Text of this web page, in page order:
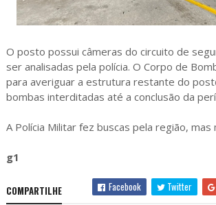
O posto possui câmeras do circuito de
ser analisadas pela polícia. O Corpo de
para averiguar a estrutura restante do
bombas interditadas até a conclusão da
A Polícia Militar fez buscas pela região, mas
g1
COMPARTILHE Facebook Twitter